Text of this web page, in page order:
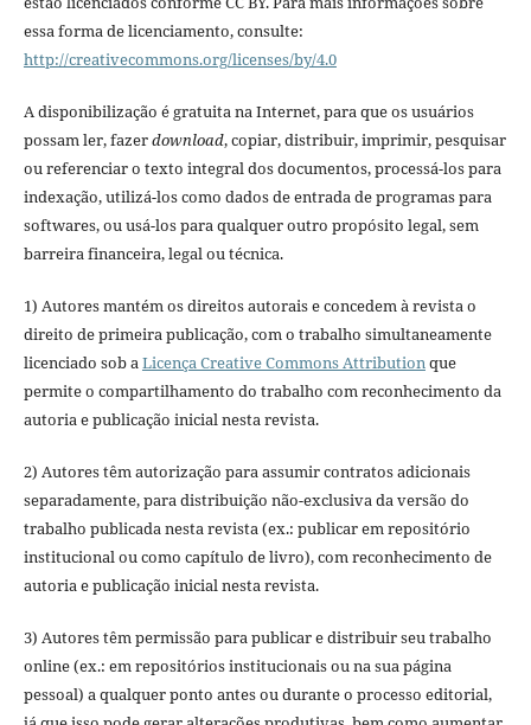
essa forma de licenciamento, consulte:
http://creativecommons.org/licenses/by/4.0
A disponibilização é gratuita na Internet, para que os usuários
possam ler, fazerdownload, copiar, distribuir, imprimir, pesquisar
ou referenciar o texto integral dos documentos, processá-los para
indexação, utilizá-los como dados de entrada de programas para
softwares, ou usá-los para qualquer outro propósito legal, sem
barreira financeira, legal ou técnica.
1) Autores mantém os direitos autorais e concedem à revista o
direito de primeira publicação, com o trabalho simultaneamente
licenciado sob aLicença Creative Commons Attributionque
permite o compartilhamento do trabalho com reconhecimento da
autoria e publicação inicial nesta revista.
2) Autores têm autorização para assumir contratos adicionais
separadamente, para distribuição não-exclusiva da versão do
trabalho publicada nesta revista (ex.: publicar em repositório
institucional ou como capítulo de livro), com reconhecimento de
autoria e publicação inicial nesta revista.
3) Autores têm permissão para publicar e distribuir seu trabalho
online (ex.: em repositórios institucionais ou na sua página
pessoal) a qualquer ponto antes ou durante o processo editorial,